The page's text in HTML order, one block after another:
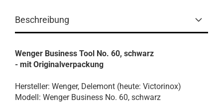
Beschreibung
Wenger Business Tool No. 60, schwarz
- mit Originalverpackung
Hersteller: Wenger, Delemont (heute: Victorinox)
Modell: Wenger Business No. 60, schwarz